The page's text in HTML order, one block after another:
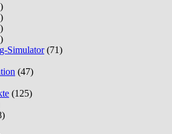
Simulator(71)
(47)
(125)